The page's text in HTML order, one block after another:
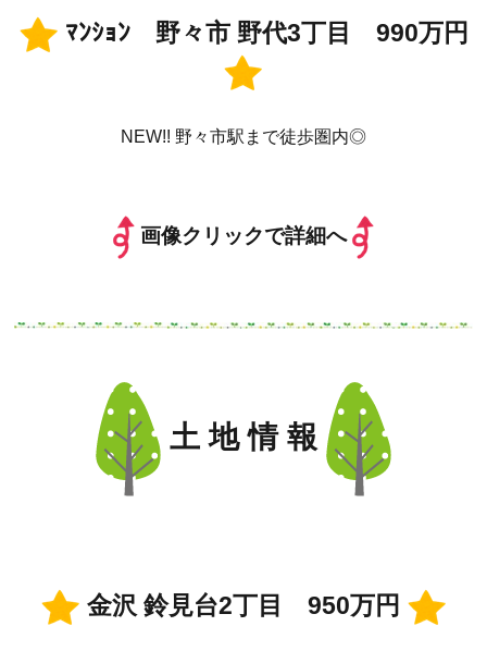
ﾏﾝｼｮﾝ 野々市 野代3丁目 990万円
NEW!! 野々市駅まで徒歩圏内◎
画像クリックで詳細へ
土 地 情 報
金沢 鈴見台2丁目 950万円